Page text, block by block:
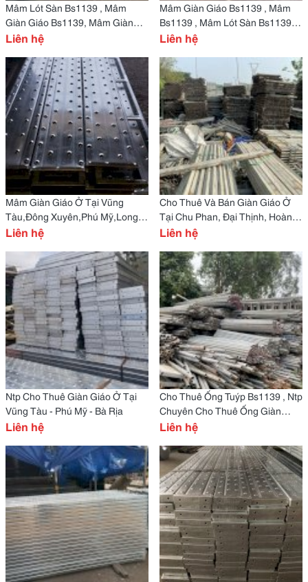
Mâm Lót Sàn Bs1139 , Mâm
Giàn Giáo Bs1139, Mâm Giàn
Giáo Bs1139 Mạ Kẽm Giá Rẻ
Liên hệ
Mâm Giàn Giáo Bs1139 , Mâm
Bs1139 , Mâm Lót Sàn Bs1139
Giá Rẻ
Liên hệ
Mâm Giàn Giáo Ở Tại Vũng
Tàu,Đông Xuyên,Phú Mỹ,Long
Sơn Bs1139
Liên hệ
Cho Thuê Và Bán Giàn Giáo Ở
Tại Chu Phan, Đại Thịnh, Hoàng
Kim, Kim Hoa, Liên Mạc, Mê
Thanh Lâm, Tiền Phong, Tiến
Thắng, Tiến Thịnh, Tráng Việt,
Tự Lập, Văn Khê
Liên hệ
Ntp Cho Thuê Giàn Giáo Ở Tại
Vũng Tàu - Phú Mỹ - Bà Rịa
Liên hệ
Cho Thuê Ống Tuýp Bs1139 , Ntp
Chuyên Cho Thuê Ống Giàn
Giáo Bs1139
Liên hệ